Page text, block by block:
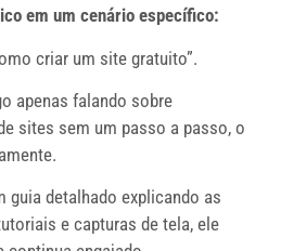
em um cenário específico:
criar um site gratuito”.
apenas falando sobre
sites sem um passo a passo, o
guia detalhado explicando as
e capturas de tela, ele